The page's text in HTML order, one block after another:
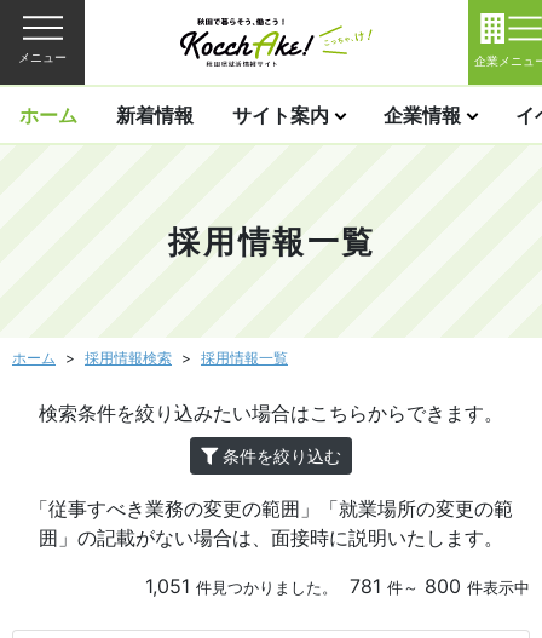
メニュー 企業メニュ
ホーム 新着情報 サイト案内 企業情報 イ
採用情報一覧
ホーム 採用情報検索 採用情報一覧
検索条件を絞り込みたい場合はこちらからできます。
条件を絞り込む
「従事すべき業務の変更の範囲」「就業場所の変更の範
囲」の記載がない場合は、面接時に説明いたします。
1,051 件見つかりました。 781 件～ 800 件表示中